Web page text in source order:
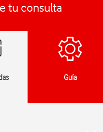
tu consulta
Guía